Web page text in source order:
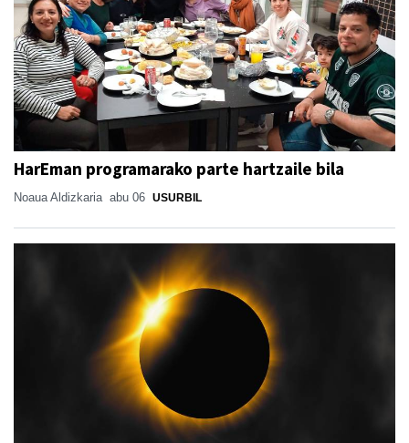
HarEman programarako parte hartzaile bila
Noaua Aldizkaria abu 06 USURBIL